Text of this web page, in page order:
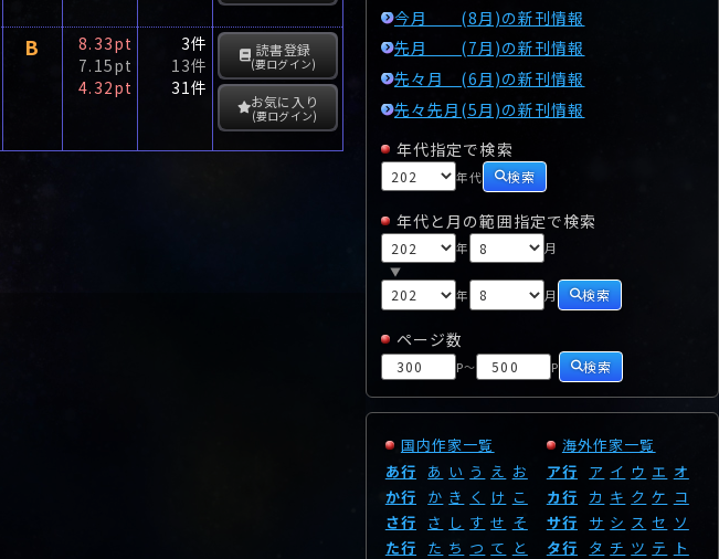
B
8.33pt
7.15pt
4.32pt
3件
13件
31件
読書登録
(要ログイン)
お気に入り
(要ログイン)
今月 (8月)の新刊情報
先月 (7月)の新刊情報
先々月 (6月)の新刊情報
先々先月(5月)の新刊情報
年代指定で検索
年代 検索
年代と月の範囲指定で検索
年 月
▼
年 月 検索
ページ数
P～ P 検索
国内作家一覧
あ行
あ い う え お
か行
か き く け こ
さ行
さ し す せ そ
た行
た ち つ て と
海外作家一覧
ア行
ア イ ウ エ オ
カ行
カ キ ク ケ コ
サ行
サ シ ス セ ソ
タ行
タ チ ツ テ
ト